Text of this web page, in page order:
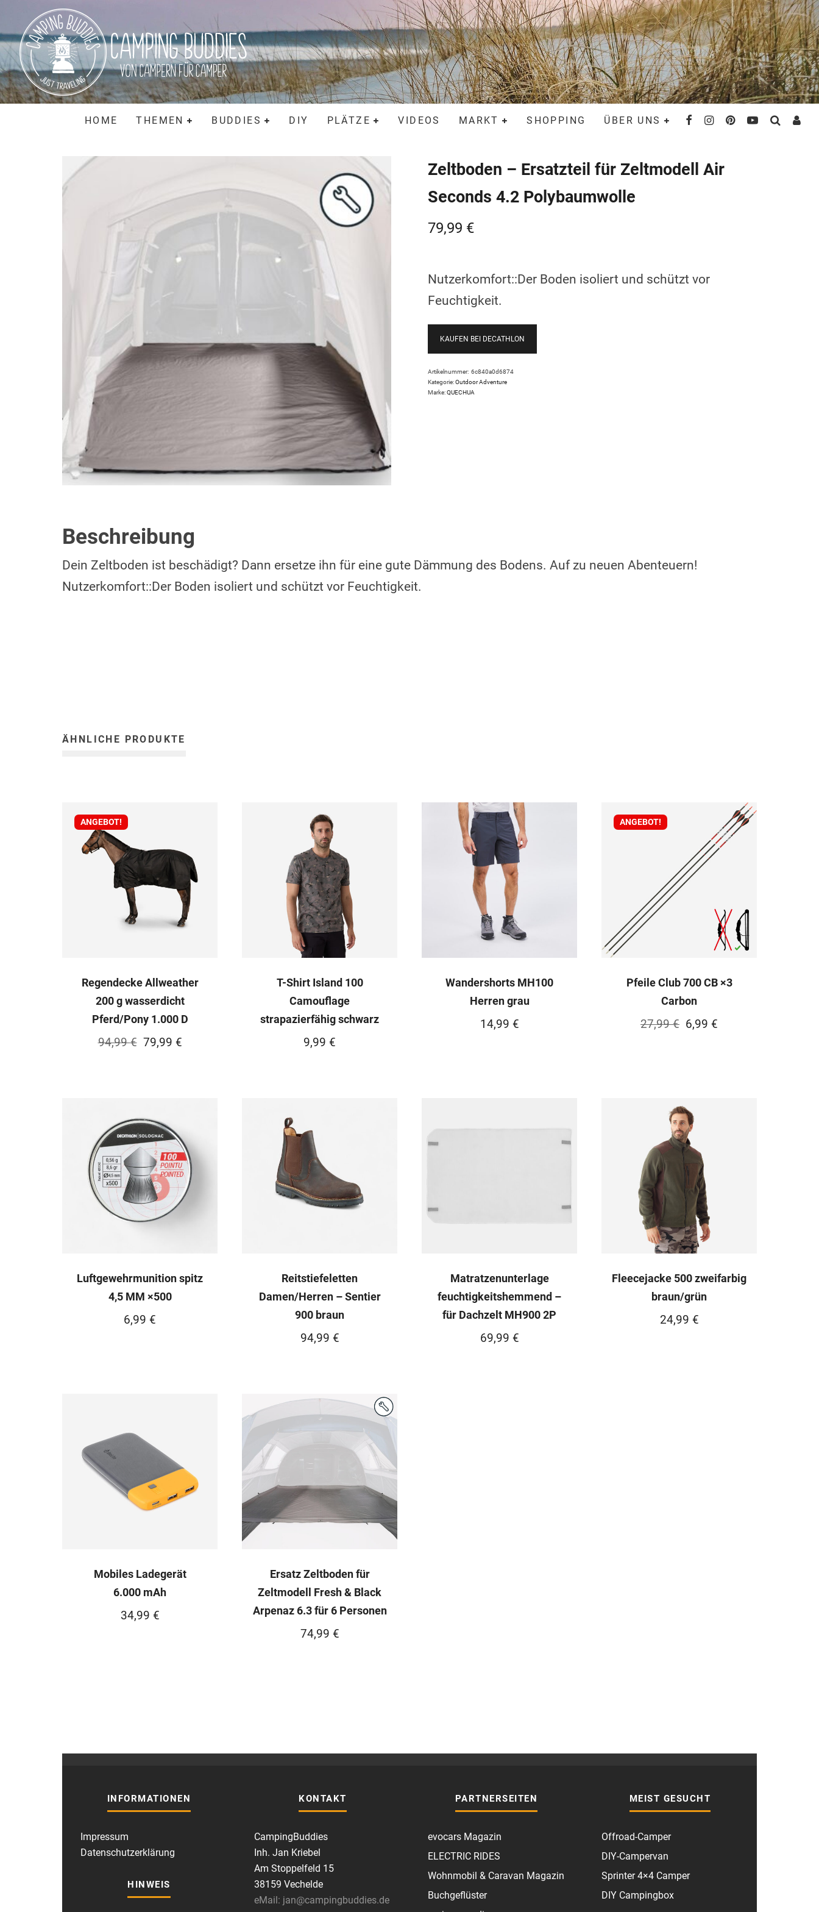
HOME THEMEN BUDDIES DIY PLÄTZE VIDEOS MARKT SHOPPING ÜBER UNS
Zeltboden – Ersatzteil für Zeltmodell Air
Seconds 4.2 Polybaumwolle
79,99 €
Nutzerkomfort::Der Boden isoliert und schützt vor
Feuchtigkeit.
KAUFEN BEI DECATHLON
Artikelnummer: 6c840a0d6874
Kategorie:Outdoor Adventure
Marke:QUECHUA
Beschreibung
Dein Zeltboden ist beschädigt? Dann ersetze ihn für eine gute Dämmung des Bodens. Auf zu neuen Abenteuern!
Nutzerkomfort::Der Boden isoliert und schützt vor Feuchtigkeit.
ÄHNLICHE PRODUKTE
ANGEBOT!
Regendecke Allweather
200 g wasserdicht
Pferd/Pony 1.000 D
94,99€ Ursprünglicher
79,99 €Aktueller
T-Shirt Island 100
Camouflage
strapazierfähig schwarz
9,99 €
Wandershorts MH100
Herren grau
14,99 €
ANGEBOT!
Pfeile Club 700 CB ×3
Carbon
27,99€ Ursprünglicher
6,99 €
Luftgewehrmunition spitz
4,5 MM ×500
6,99 €
Reitstiefeletten
Damen/Herren – Sentier
900 braun
94,99 €
Matratzenunterlage
feuchtigkeitshemmend –
für Dachzelt MH900 2P
69,99 €
Fleecejacke 500 zweifarbig
braun/grün
24,99 €
Mobiles Ladegerät
6.000 mAh
34,99 €
Ersatz Zeltboden für
Zeltmodell Fresh & Black
Arpenaz 6.3 für 6 Personen
74,99 €
INFORMATIONEN
Impressum
Datenschutzerklärung
HINWEIS
KONTAKT
CampingBuddies
Inh. Jan Kriebel
Am Stoppelfeld 15
38159 Vechelde
eMail: jan@campingbuddies.de
PARTNERSEITEN
evocars Magazin
ELECTRIC RIDES
Wohnmobil & Caravan Magazin
Buchgeflüster
MEIST GESUCHT
Offroad-Camper
DIY-Campervan
Sprinter 4×4 Camper
DIY Campingbox